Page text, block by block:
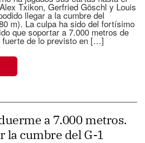
Txikon, Gerfried Göschl y Louis
llegar a la cumbre del
m). La culpa ha sido del fortísimo
que soportar a 7.000 metros de
fuerte de lo previsto en […]
a 7.000 metros.
la cumbre del G-1